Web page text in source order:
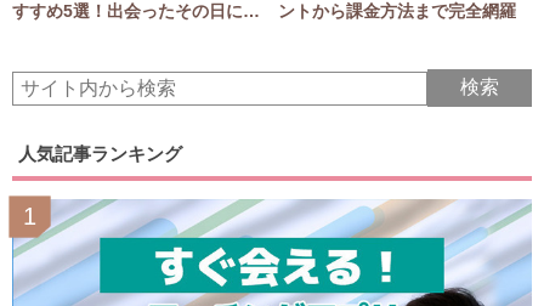
すすめ5選！出会ったその日にア
ントから課金方法まで完全網羅
人気記事ランキング